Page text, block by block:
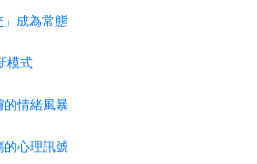
成為常態
模式
的情緒風暴
口腔潰瘍的心理訊號